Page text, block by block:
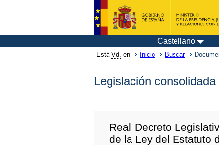
Castellano
Está Vd. en Inicio Buscar
Legislación consolidada
Real Decreto
de la Ley del Estatuto